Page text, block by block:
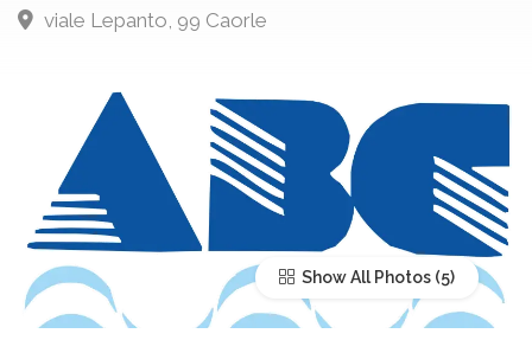
viale Lepanto, 99 Caorle
Show All Photos